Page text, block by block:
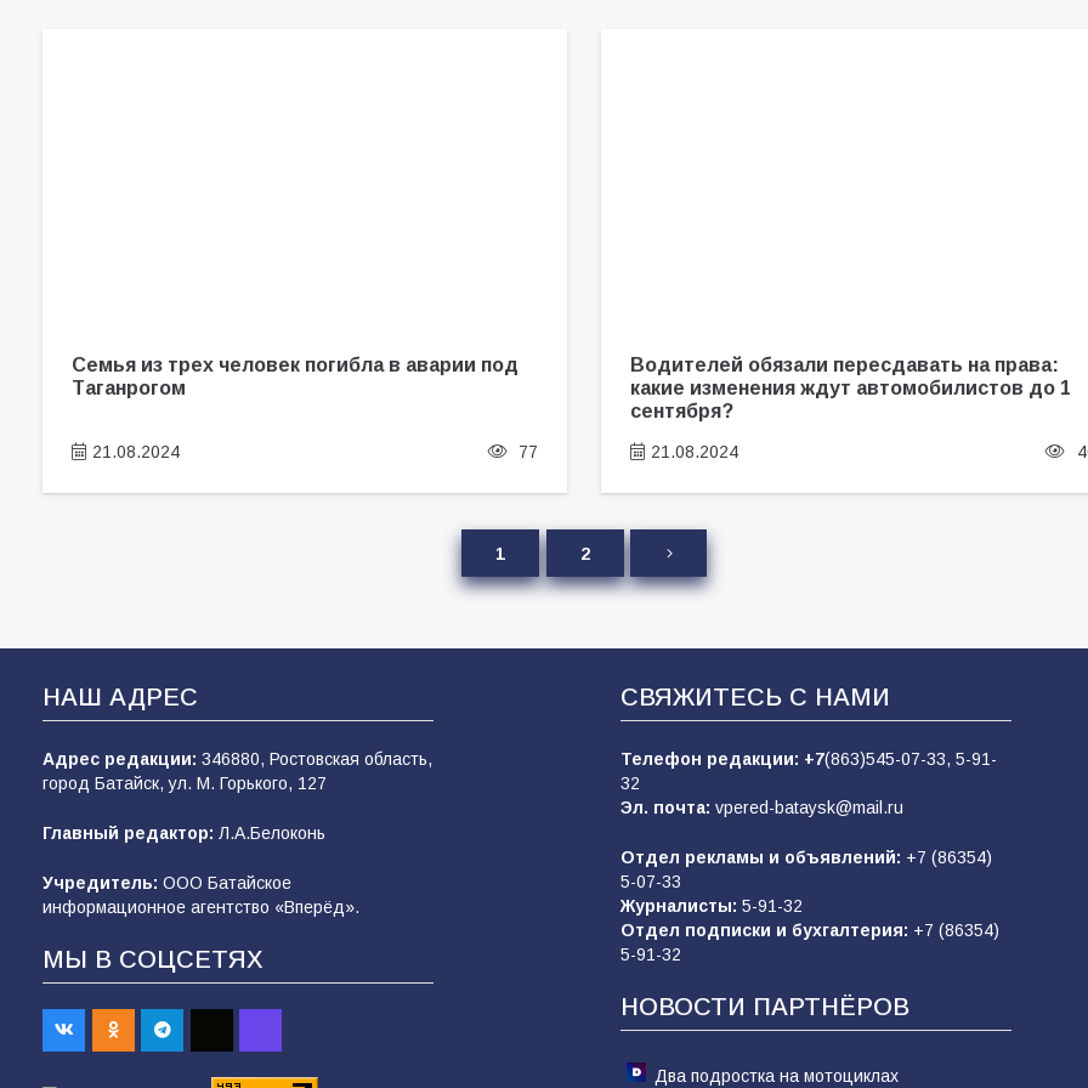
Семья из трех человек погибла в аварии под
Таганрогом
21.08.2024 77
Водителей обязали пересдавать на права:
какие изменения ждут автомобилистов до 1
сентября?
21.08.2024
1 2
НАШ АДРЕС
Адрес редакции: 346880, Ростовская область,
город Батайск, ул. М. Горького, 127
Главный редактор: Л.А.Белоконь
Учредитель: ООО Батайское
информационное агентство «Вперёд».
МЫ В СОЦСЕТЯХ
СВЯЖИТЕСЬ С НАМИ
Телефон редакции: +7(863)545-07-33, 5-91-
32
Эл. почта: vpered-bataysk@mail.ru
Отдел рекламы и объявлений: +7 (86354)
5-07-33
Журналисты: 5-91-32
Отдел подписки и бухгалтерия: +7 (86354)
5-91-32
НОВОСТИ ПАРТНЁРОВ
Два подростка на мотоциклах